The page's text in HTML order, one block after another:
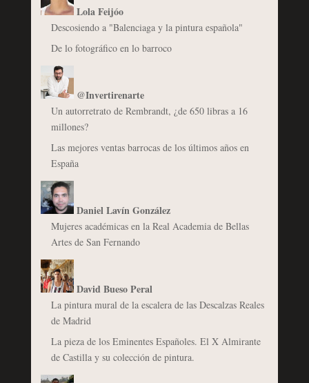
Lola Feijóo
Descosiendo a "Balenciaga y la pintura española"
De lo fotográfico en lo barroco
@Invertirenarte
Un autorretrato de Rembrandt, ¿de 650 libras a 16
millones?
Las mejores ventas barrocas de los últimos años en
España
Daniel Lavín González
Mujeres académicas en la Real Academia de Bellas
Artes de San Fernando
David Bueso Peral
La pintura mural de la escalera de las Descalzas Reales
de Madrid
La pieza de los Eminentes Españoles. El X Almirante
de Castilla y su colección de pintura.